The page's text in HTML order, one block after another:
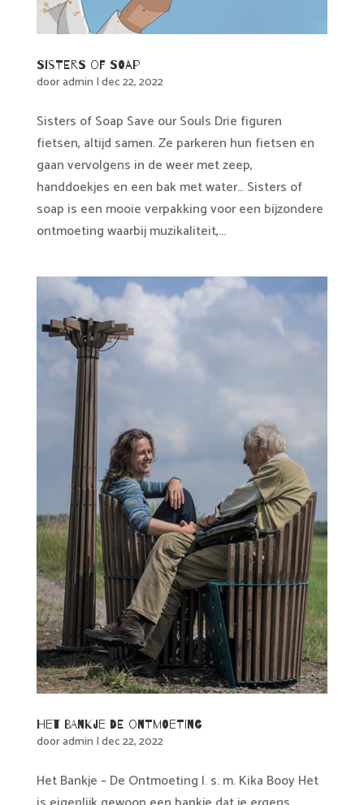
Sisters of Soap
dooradmin |dec 22, 2022
Sisters of Soap Save our Souls Drie figuren
fietsen, altijd samen. Ze parkeren hun fietsen en
gaan vervolgens in de weer met zeep,
handdoekjes en een bak met water… Sisters of
soap is een mooie verpakking voor een bijzondere
ontmoeting waarbij muzikaliteit,...
Het Bankje De Ontmoeting
dooradmin |dec 22, 2022
Het Bankje – De Ontmoeting I. s. m. Kika Booy Het